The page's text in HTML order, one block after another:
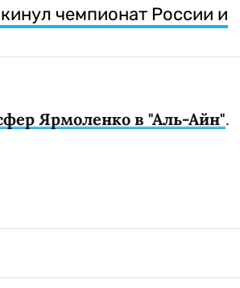
чемпионат России и
Ярмоленко в "Аль-Айн".